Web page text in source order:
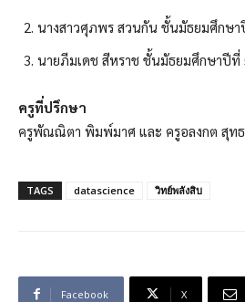
นางสาวศุภพร สวนกัน ชั้นมัธยมศึกษา
นายภีมเดช สีหราช ชั้นมัธยมศึกษาปีที่
ครูที่ปรึกษา
ครูพัณณิตา พิมพ์มาศ และ ครูอลงกต สุทธ
TAGS datascience วิทย์พลังสิบ
Facebook X